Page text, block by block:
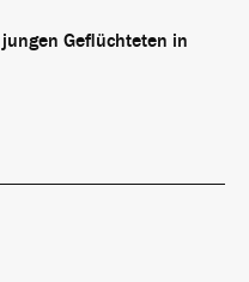
Geflüchteten in